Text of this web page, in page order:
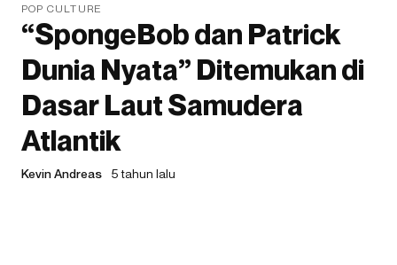
POP CULTURE
“SpongeBob dan Patrick
Dunia Nyata” Ditemukan di
Dasar Laut Samudera
Atlantik
Kevin Andreas 5 tahun lalu